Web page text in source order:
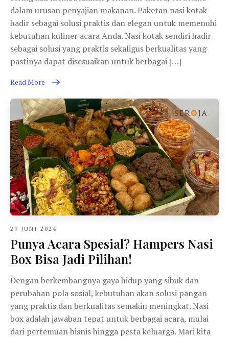
dalam urusan penyajian makanan. Paketan nasi kotak
hadir sebagai solusi praktis dan elegan untuk memenuhi
kebutuhan kuliner acara Anda. Nasi kotak sendiri hadir
sebagai solusi yang praktis sekaligus berkualitas yang
pastinya dapat disesuaikan untuk berbagai […]
Read More
29 JUNI 2024
Punya Acara Spesial? Hampers Nasi
Box Bisa Jadi Pilihan!
Dengan berkembangnya gaya hidup yang sibuk dan
perubahan pola sosial, kebutuhan akan solusi pangan
yang praktis dan berkualitas semakin meningkat. Nasi
box adalah jawaban tepat untuk berbagai acara, mulai
dari pertemuan bisnis hingga pesta keluarga. Mari kita